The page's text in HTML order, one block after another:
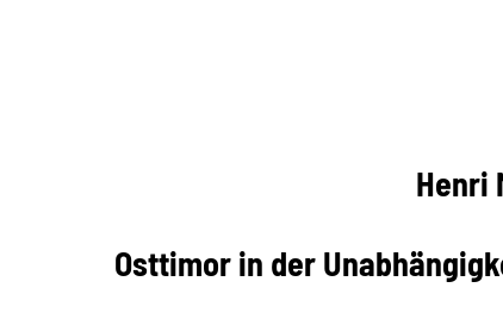
Henri
Osttimor in der